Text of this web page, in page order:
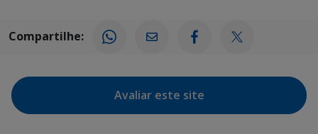
Compartilhe:
Avaliar este site